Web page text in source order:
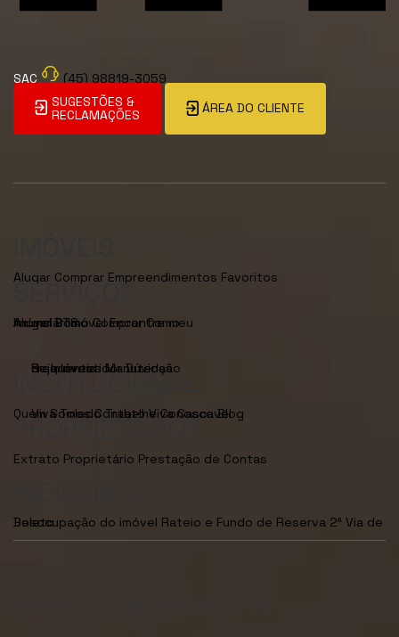
SAC
(45) 98819-3059
SUGESTÕES &
RECLAMAÇÕES
ÁREA DO CLIENTE
Alugar Comprar Empreendimentos Favoritos
SERVIÇOS
Anunciar Imóvel
Encontre meu Imóvel Como Comprar
Como Alugar BTS
Seja Investidor
Dúvidas Frequentes
Manutenção de Imóveis
INSTITUCIONAL
Quem Somos Contato Viva Cascavel
Viva Toledo Trabalhe Conosco Blog
PROPRIETÁRIOS
Extrato Proprietário Prestação de Contas
Desocupação do imóvel Rateio e Fundo de Reserva
2ª Via de Boleto